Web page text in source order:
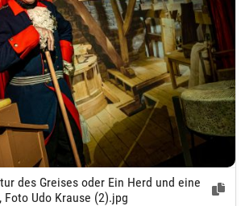
des Greises oder Ein Herd und eine
Foto Udo Krause (2).jpg